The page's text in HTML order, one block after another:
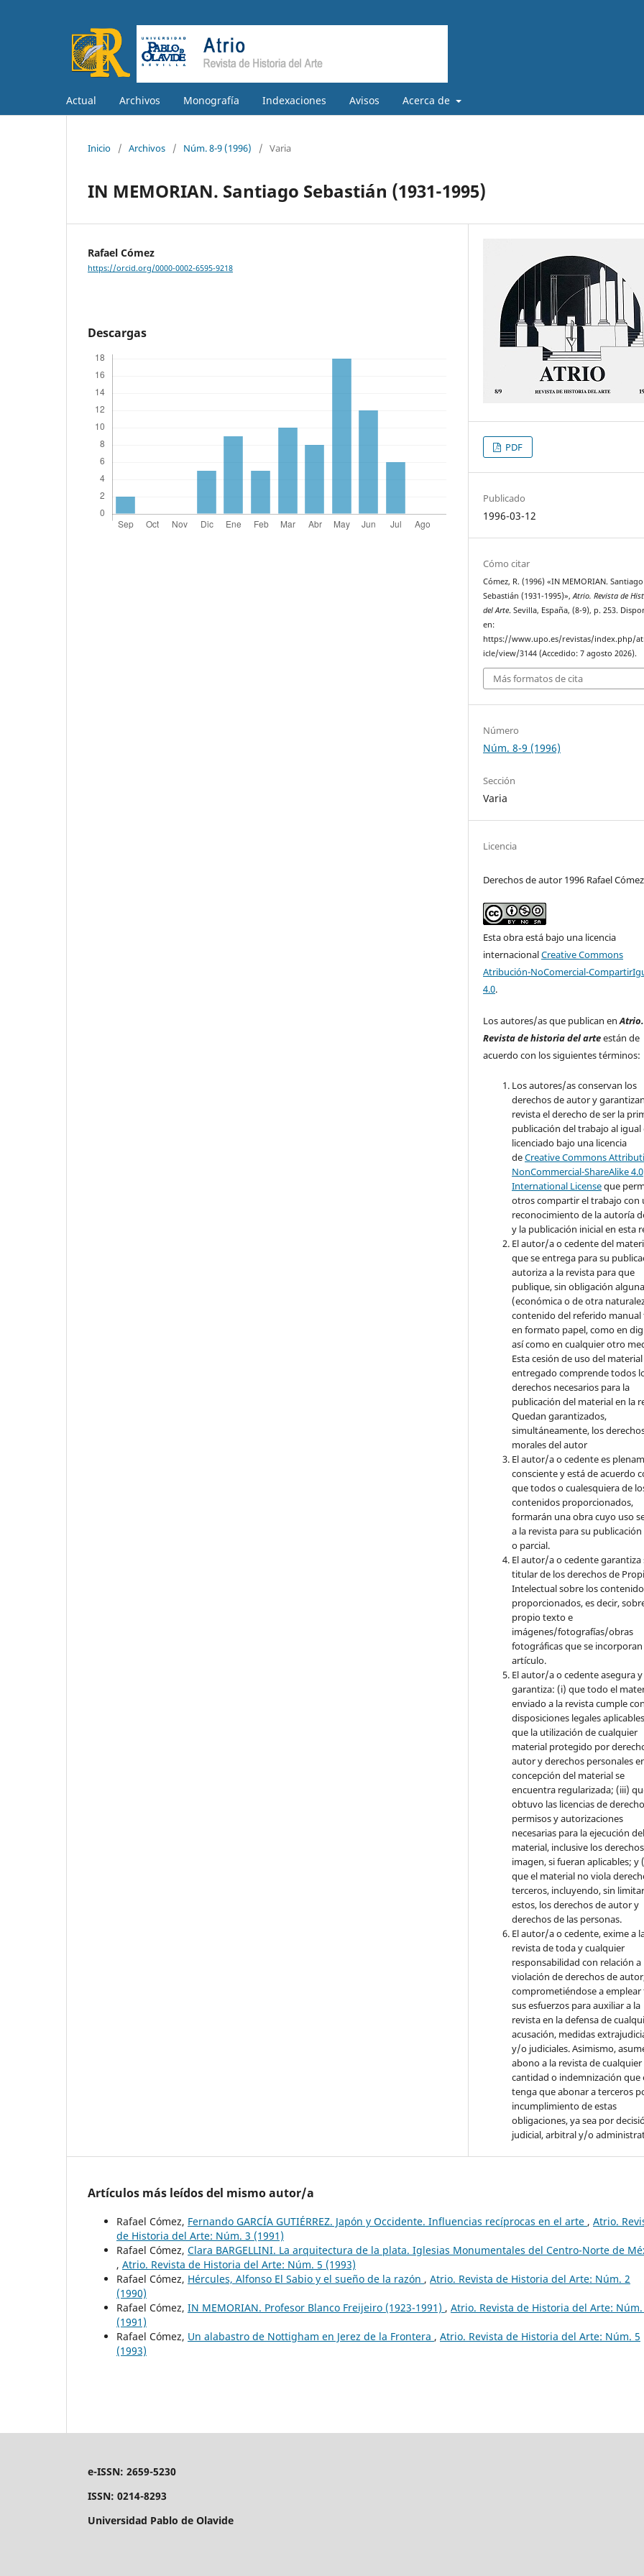
Actual Archivos Monografía Indexaciones Avisos Acerca de
Inicio / Archivos / Núm. 8-9 (1996) / Varia
IN MEMORIAN. Santiago Sebastián (1931-1995)
Rafael Cómez
https://orcid.org/0000-0002-6595-9218
Descargas
PDF
Publicado
1996-03-12
Cómo citar
Cómez, R. (1996) «IN MEMORIAN. Santiago
Sebastián (1931-1995)»,Atrio. Revista de
del Arte. Sevilla, España, (8-9), p. 253.
en:
https://www.upo.es/revistas/index.php/
icle/view/3144 (Accedido: 7 agosto 2026).
Más formatos de cita
Número
Núm. 8-9 (1996)
Sección
Varia
Licencia
Derechos de autor 1996 Rafael Cómez
Esta obra está bajo una licencia
internacionalCreative Commons
Atribución-NoComercial-
4.0.
Los autores/as que publican enAtrio.
Revista de historia del arteestán de
acuerdo con los siguientes términos:
Los autores/as conservan los
derechos de autor y
revista el derecho de ser la
publicación del trabajo al igual
licenciado bajo una licencia
deCreative Commons
NonCommercial-ShareAlike 4.0
International Licenseque
otros compartir el trabajo con
reconocimiento de la autoría
y la publicación inicial en esta
El autor/a o cedente del
que se entrega para su
autoriza a la revista para que
publique, sin obligación
(económica o de otra
contenido del referido
en formato papel, como en
así como en cualquier otro
Esta cesión de uso del material
entregado comprende todos
derechos necesarios para la
publicación del material en la
Quedan garantizados,
simultáneamente, los
morales del autor
El autor/a o cedente es
consciente y está de acuerdo
que todos o cualesquiera de
contenidos proporcionados,
formarán una obra cuyo uso
a la revista para su
o parcial.
El autor/a o cedente garantiza
titular de los derechos de
Intelectual sobre los
proporcionados, es decir,
propio texto e
imágenes/fotografías/obras
fotográficas que se incorporan
artículo.
El autor/a o cedente asegura y
garantiza: (i) que todo el
enviado a la revista cumple
disposiciones legales
que la utilización de cualquier
material protegido por
autor y derechos personales
concepción del material se
encuentra regularizada; (iii)
obtuvo las licencias de
permisos y autorizaciones
necesarias para la ejecución
material, inclusive los
imagen, si fueran aplicables; y
que el material no viola
terceros, incluyendo, sin
estos, los derechos de autor y
derechos de las personas.
El autor/a o cedente, exime a
revista de toda y cualquier
responsabilidad con relación a
violación de derechos de
comprometiéndose a
sus esfuerzos para auxiliar a la
revista en la defensa de
acusación, medidas
y/o judiciales. Asimismo,
abono a la revista de cualquier
cantidad o indemnización que
tenga que abonar a terceros
incumplimiento de estas
obligaciones, ya sea por
judicial, arbitral y/o
Artículos más leídos del mismo autor/a
Rafael Cómez, Fernando GARCÍA GUTIÉRREZ. Japón y Occidente. Influencias recíprocas en el arte , Atrio.
de Historia del Arte: Núm. 3 (1991)
Rafael Cómez, Clara BARGELLINI. La arquitectura de la plata. Iglesias Monumentales del Centro-Norte de
, Atrio. Revista de Historia del Arte: Núm. 5 (1993)
Rafael Cómez, Hércules, Alfonso El Sabio y el sueño de la razón , Atrio. Revista de Historia del Arte: Núm. 2
(1990)
Rafael Cómez, IN MEMORIAN. Profesor Blanco Freijeiro (1923-1991) , Atrio. Revista de Historia del Arte:
(1991)
Rafael Cómez, Un alabastro de Nottigham en Jerez de la Frontera , Atrio. Revista de Historia del Arte: Núm. 5
(1993)
e-ISSN: 2659-5230
ISSN: 0214-8293
Universidad Pablo de Olavide